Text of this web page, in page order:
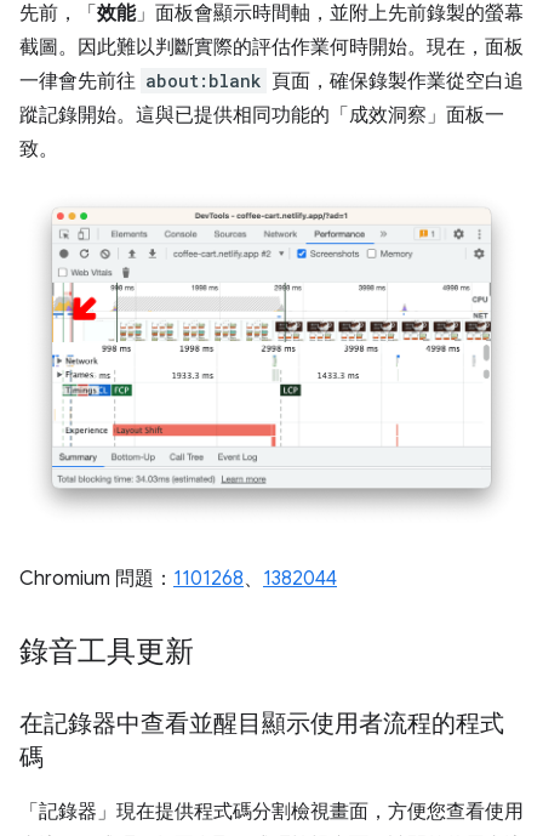
先前，「 效能」面板會顯示時間軸，並附上先前錄製的螢幕
截圖。因此難以判斷實際的評估作業何時開始。現在，面板
一律會先前往 about:blank 頁面，確保錄製作業從空白追
蹤記錄開始。這與已提供相同功能的「成效洞察」 面板一
致。
Chromium 問題： 1101268、 1382044
錄音工具更新
在記錄器中查看並醒目顯示使用者流程的程式
碼
「記錄器」 現在提供程式碼分割檢視畫面，方便您查看使用